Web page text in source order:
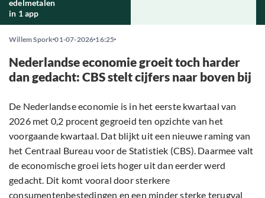
edelmetalen
in 1 app
Willem Spork 01-07-2026 16:25
Nederlandse economie groeit toch harder
dan gedacht: CBS stelt cijfers naar boven bij
De Nederlandse economie is in het eerste kwartaal van
2026 met 0,2 procent gegroeid ten opzichte van het
voorgaande kwartaal. Dat blijkt uit een nieuwe raming van
het Centraal Bureau voor de Statistiek (CBS). Daarmee valt
de economische groei iets hoger uit dan eerder werd
gedacht. Dit komt vooral door sterkere
consumentenbestedingen en een minder sterke terugval